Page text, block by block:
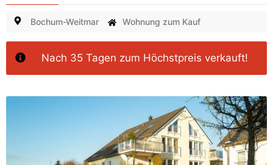
Bochum-Weitmar Wohnung zum Kauf
Nach 35 Tagen zum Höchstpreis verkauft!